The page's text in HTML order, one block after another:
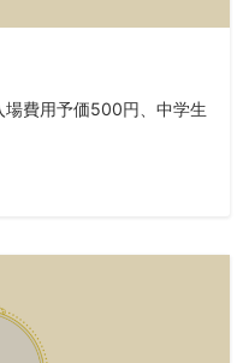
費用予価500円、中学生